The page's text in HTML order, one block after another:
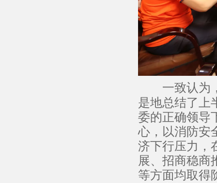
一致认为
是地总结了上
委的正确领导
心，以消防安
济下行压力，
展、招商稳商
等方面均取得